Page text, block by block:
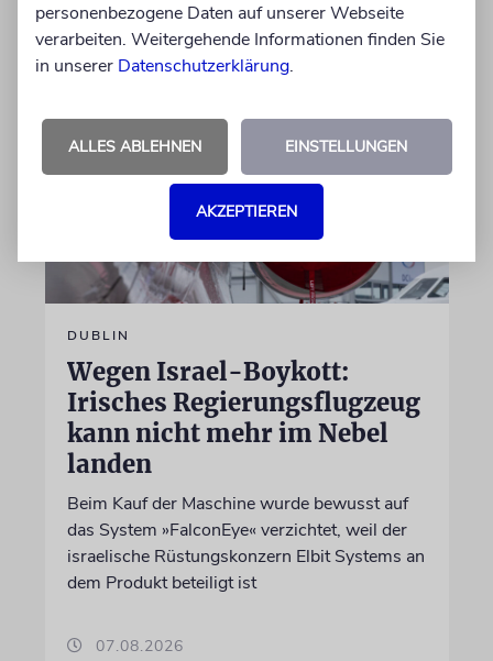
07.08.2026
DUBLIN
Wegen Israel-Boykott:
Irisches Regierungsflugzeug
kann nicht mehr im Nebel
landen
Beim Kauf der Maschine wurde bewusst auf
das System »FalconEye« verzichtet, weil der
israelische Rüstungskonzern Elbit Systems an
dem Produkt beteiligt ist
07.08.2026
personenbezogene Daten auf unserer Webseite
verarbeiten. Weitergehende Informationen finden Sie
in unserer Datenschutzerklärung.
ALLES ABLEHNEN EINSTELLUNGEN
AKZEPTIEREN